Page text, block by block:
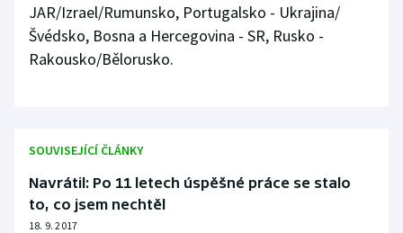
Stolní tenis
Triatlon
Vodní slalom
Volejbal
JAR/Izrael/Rumunsko, Portugalsko - Ukrajina/
Švédsko, Bosna a Hercegovina - SR, Rusko -
Rakousko/Bělorusko.
SOUVISEJÍCÍ ČLÁNKY
Navrátil: Po 11 letech úspěšné práce se stalo
to, co jsem nechtěl
18. 9. 2017